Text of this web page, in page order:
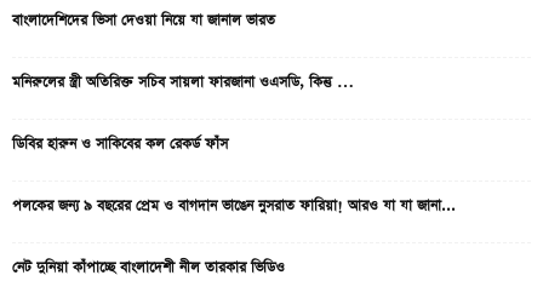
বাংলাদেশিদের ভিসা দেওয়া নিয়ে যা জানাল ভারত
মনিরুলের স্ত্রী অতিরিক্ত সচিব সায়লা ফারজানা ওএসডি, কিন্তু …
ডিবির হারুন ও সাকিবের কল রেকর্ড ফাঁস
পলকের জন্য ৯ বছরের প্রেম ও বাগদান ভাঙেন নুসরাত ফারিয়া! আরও যা যা জানা...
নেট দুনিয়া কাঁপাচ্ছে বাংলাদেশী নীল তারকার ভিডিও